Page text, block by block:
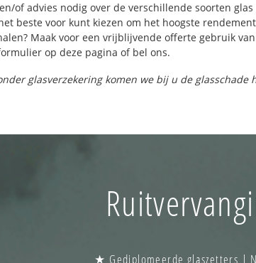
of advies nodig over de verschillende soorten
beste voor kunt kiezen om het hoogste
Maak voor een vrijblijvende offerte gebruik
op deze pagina of bel ons.
glasverzekering komen we bij u de glasschade
★ Gediplomeerde glaszetters |